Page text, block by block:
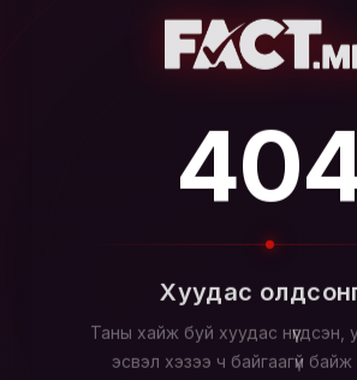
Хуудас
Таны хайж буй хуудас нүүгдсэн,
эсвэл хэзээ ч байгаагүй байж